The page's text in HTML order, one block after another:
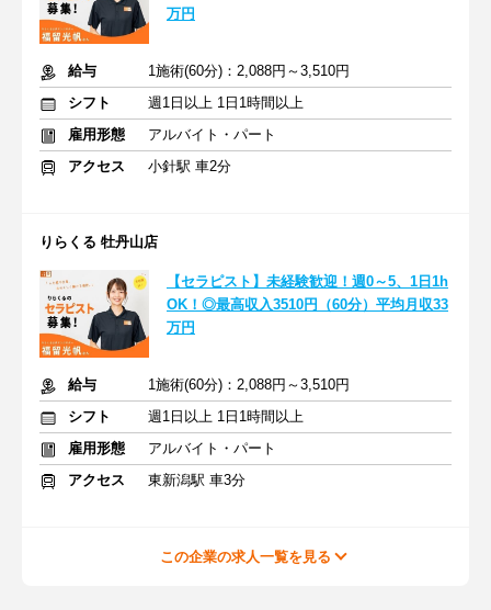
万円
給与
1施術(60分)：2,088円～3,510円
シフト
週1日以上 1日1時間以上
雇用形態
アルバイト・パート
アクセス
小針駅 車2分
りらくる 牡丹山店
【セラピスト】未経験歓迎！週0～5、1日1h
OK！◎最高収入3510円（60分）平均月収33
万円
給与
1施術(60分)：2,088円～3,510円
シフト
週1日以上 1日1時間以上
雇用形態
アルバイト・パート
アクセス
東新潟駅 車3分
この企業の求人一覧を見る